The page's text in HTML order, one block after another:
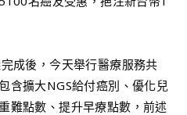
成後，今天舉行醫療服務共
含擴大NGS給付癌別、優化兒
難點數、提升早療點數，前述